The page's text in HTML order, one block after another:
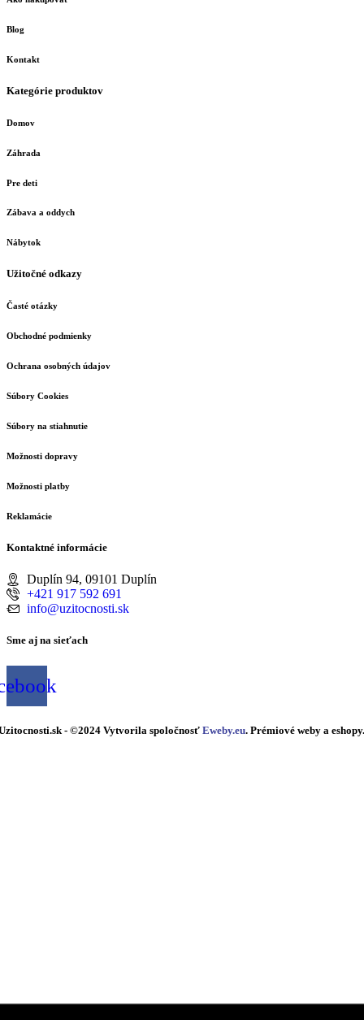
Blog
Kontakt
Kategórie produktov
Domov
Záhrada
Pre deti
Zábava a oddych
Nábytok
Užitočné odkazy
Časté otázky
Obchodné podmienky
Ochrana osobných údajov
Súbory Cookies
Súbory na stiahnutie
Možnosti dopravy
Možnosti platby
Reklamácie
Kontaktné informácie
Duplín 94, 09101 Duplín
+421 917 592 691
info@uzitocnosti.sk
Sme aj na sieťach
- ©2024 Vytvorila spoločnosť Eweby.eu. Prémiové weby a eshopy.